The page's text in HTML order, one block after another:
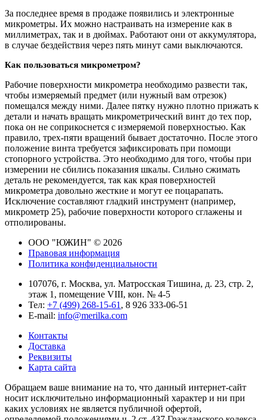
За последнее время в продаже появились и электронные
микрометры. Их можно настраивать на измерение как в
миллиметрах, так и в дюймах. Работают они от аккумулятора,
в случае бездействия через пять минут сами выключаются.
Как пользоваться микрометром?
Рабочие поверхности микрометра необходимо развести так,
чтобы измеряемый предмет (или нужный вам отрезок)
помещался между ними. Далее пятку нужно плотно прижать к
детали и начать вращать микрометрический винт до тех пор,
пока он не соприкоснется с измеряемой поверхностью. Как
правило, трех-пяти вращений бывает достаточно. После этого
положение винта требуется зафиксировать при помощи
стопорного устройства. Это необходимо для того, чтобы при
измерении не сбились показания шкалы. Сильно сжимать
деталь не рекомендуется, так как края поверхностей
микрометра довольно жесткие и могут ее поцарапать.
Исключение составляют гладкий инструмент (например,
микрометр 25), рабочие поверхности которого сглажены и
отполированы.
ООО "ЮЖИН" © 2026
Правовая информация
Политика конфиденциальности
107076, г. Москва, ул. Матросская Тишина, д. 23, стр. 2,
этаж 1, помещение VIII, кон. № 4-5
Тел: +7 (499) 268-15-61 , 8 926 333-06-51
E-mail: info@merilka.com
Контакты
Доставка
Реквизиты
Карта сайта
Обращаем ваше внимание на то, что данный интернет-сайт
носит исключительно информационный характер и ни при
каких условиях не является публичной офертой,